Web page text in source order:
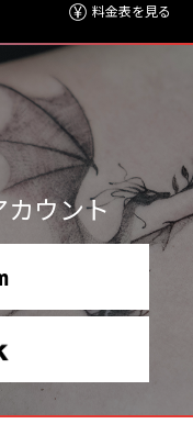
料金表を見る
ウント